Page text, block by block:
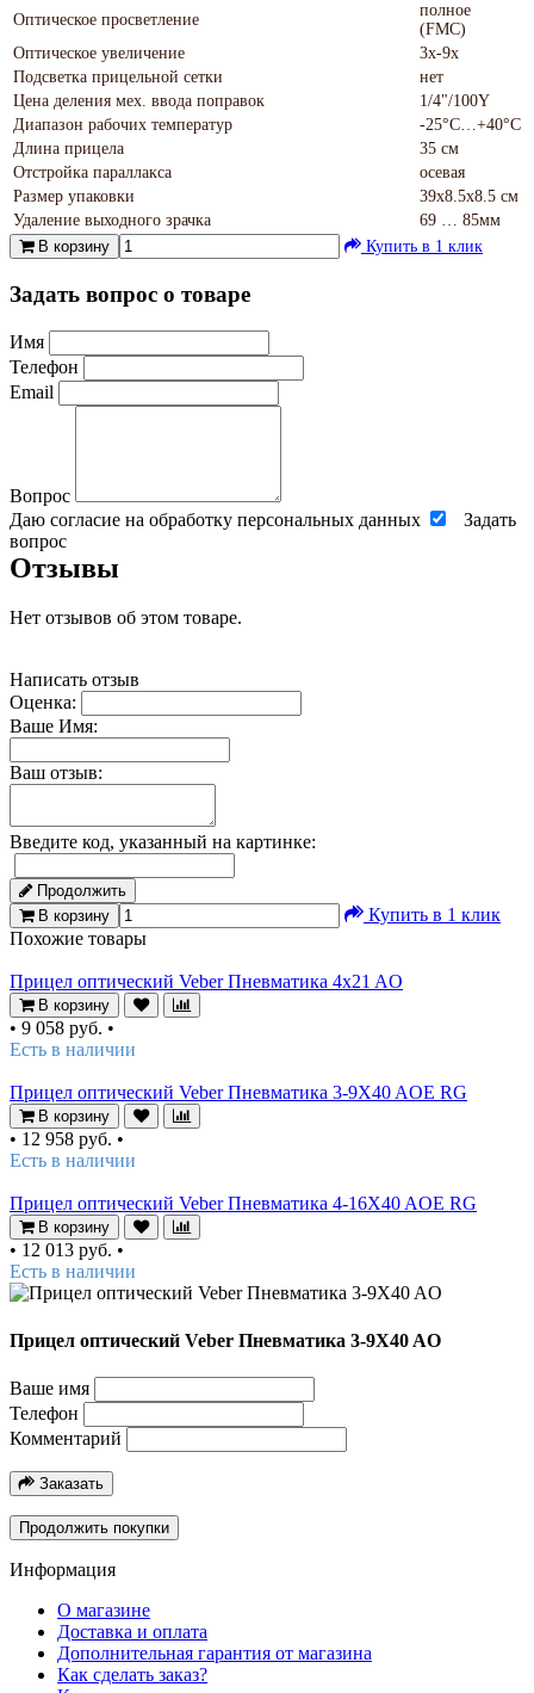
Оптическое просветление
полное
(FMC)
Оптическое увеличение
3х-9х
Подсветка прицельной сетки
нет
Цена деления мех. ввода поправок
1/4"/100Y
Диапазон рабочих температур
-25°С…+40°С
Длина прицела
35 см
Отстройка параллакса
осевая
Размер упаковки
39х8.5х8.5 см
Удаление выходного зрачка
69 … 85мм
В корзину
Купить в 1 клик
Задать вопрос о товаре
Имя
Телефон
Email
Вопрос
Даю согласие на обработку персональных данных
Задать
вопрос
Отзывы
Нет отзывов об этом товаре.
Написать отзыв
Оценка:
Ваше Имя:
Ваш отзыв:
Введите код, указанный на картинке:
Продолжить
В корзину
Купить в 1 клик
Похожие товары
Прицел оптический Veber Пневматика 4x21 AO
В корзину
• 9 058 руб. •
Есть в наличии
Прицел оптический Veber Пневматика 3-9X40 AOE RG
В корзину
• 12 958 руб. •
Есть в наличии
Прицел оптический Veber Пневматика 4-16X40 AOE RG
В корзину
• 12 013 руб. •
Есть в наличии
Прицел оптический Veber Пневматика 3-9X40 AO
Ваше имя
Телефон
Комментарий
Заказать
Продолжить покупки
Информация
О магазине
Доставка и оплата
Дополнительная гарантия от магазина
Как сделать заказ?